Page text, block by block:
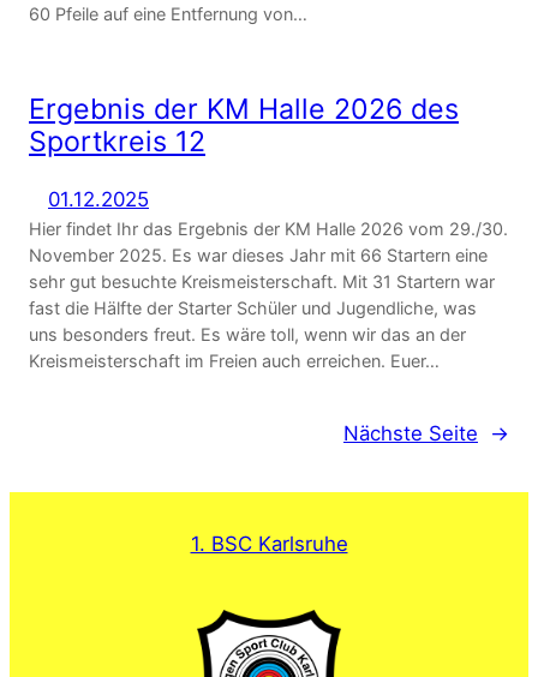
60 Pfeile auf eine Entfernung von…
Ergebnis der KM Halle 2026 des
Sportkreis 12
01.12.2025
Hier findet Ihr das Ergebnis der KM Halle 2026 vom 29./30.
November 2025. Es war dieses Jahr mit 66 Startern eine
sehr gut besuchte Kreismeisterschaft. Mit 31 Startern war
fast die Hälfte der Starter Schüler und Jugendliche, was
uns besonders freut. Es wäre toll, wenn wir das an der
Kreismeisterschaft im Freien auch erreichen. Euer…
Nächste Seite →
1. BSC Karlsruhe